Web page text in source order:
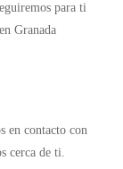
para ti
Granada
en contacto con
cerca de ti.